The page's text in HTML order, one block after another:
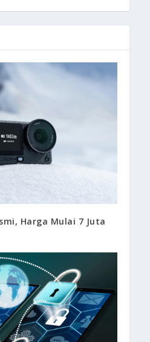
Harga Mulai 7 Juta